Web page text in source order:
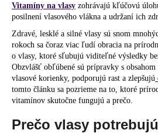
Vitamíny na vlasy zohrávajú kľúčovú
posilnení vlasového vlákna a udržaní ich
Zdravé, lesklé a silné vlasy sú snom
rokoch sa čoraz viac ľudí obracia na
o vlasy, ktoré sľubujú viditeľné výsledky
Obzvlášť obľúbené sú prípravky s
vlasové korienky, podporujú rast a zlepšujú
tomto článku sa pozrieme na to, ktoré
vitamínov skutočne fungujú a prečo.
Prečo vlasy
j
s
ť
?